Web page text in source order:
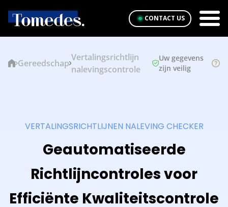
CONTACT US
Gereedschap
Vertalingsrichtlijn
nalevingscontrole
Uw gegevens
zijn veilig
VERTALINGSRICHTLIJNEN NALEVING CHECKER
Geautomatiseerde
Richtlijncontroles voor
Efficiënte Kwaliteitscontrole